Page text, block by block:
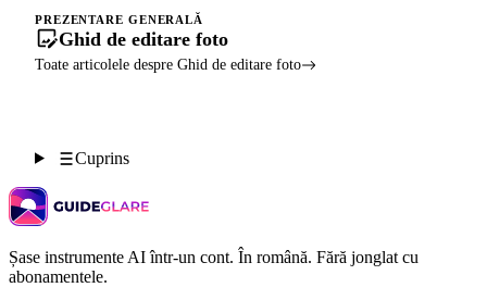
PREZENTARE GENERALĂ
Ghid de editare foto
Toate articolele despre Ghid de editare foto
Cuprins
Șase instrumente AI într-un cont. În română. Fără jonglat cu
abonamentele.